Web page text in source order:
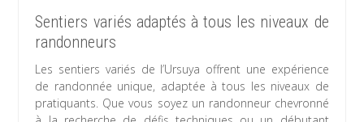
Sentiers variés adaptés à tous les niveaux de
randonneurs
Les sentiers variés de l’Ursuya offrent une expérience
de randonnée unique, adaptée à tous les niveaux de
pratiquants. Que vous soyez un randonneur chevronné